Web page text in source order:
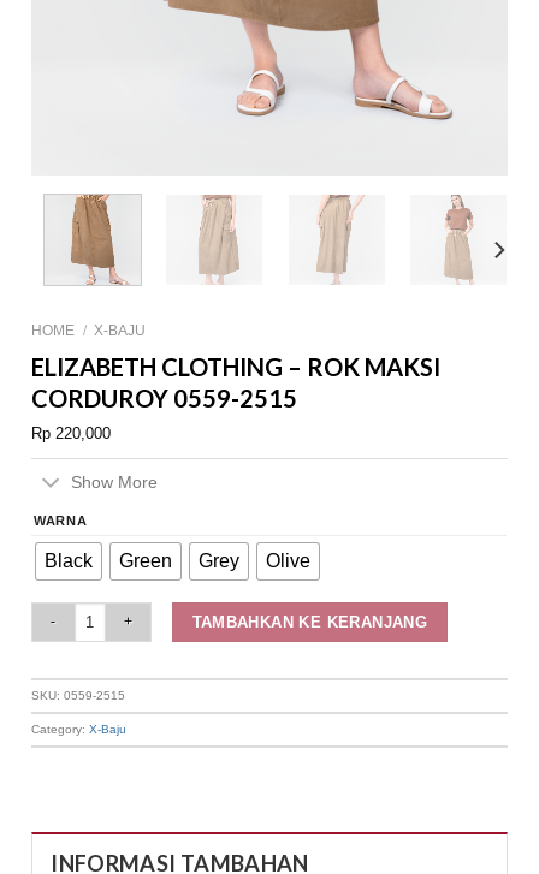
HOME / X-BAJU
ELIZABETH CLOTHING – ROK MAKSI
CORDUROY 0559-2515
Rp 220,000
Show More
WARNA
Black Green Grey Olive
TAMBAHKAN KE KERANJANG
SKU:0559-2515
Category:X-Baju
INFORMASI TAMBAHAN